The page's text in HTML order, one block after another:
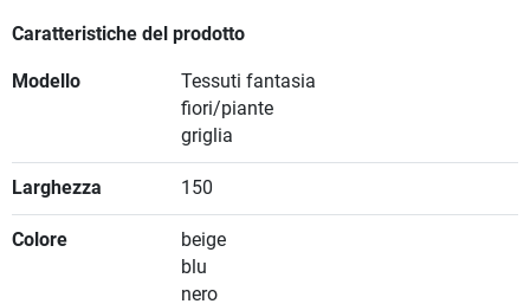
Caratteristiche del prodotto
Modello
Tessuti fantasia
fiori/piante
griglia
Larghezza 150
Colore
beige
blu
nero